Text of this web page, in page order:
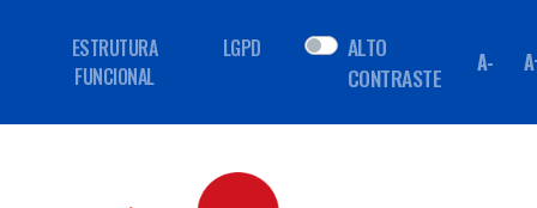
ESTRUTURA
FUNCIONAL
LGPD
ALTO
CONTRASTE
A-